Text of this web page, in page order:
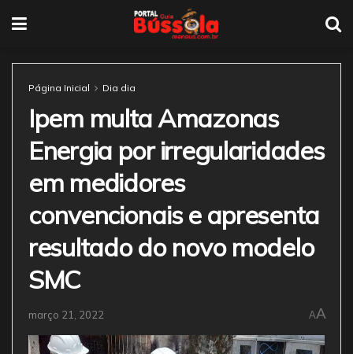
Página Inicial Dia dia
Ipem multa Amazonas
Energia por irregularidades
em medidores
convencionais e apresenta
resultado do novo modelo
SMC
março 21, 2022 AA